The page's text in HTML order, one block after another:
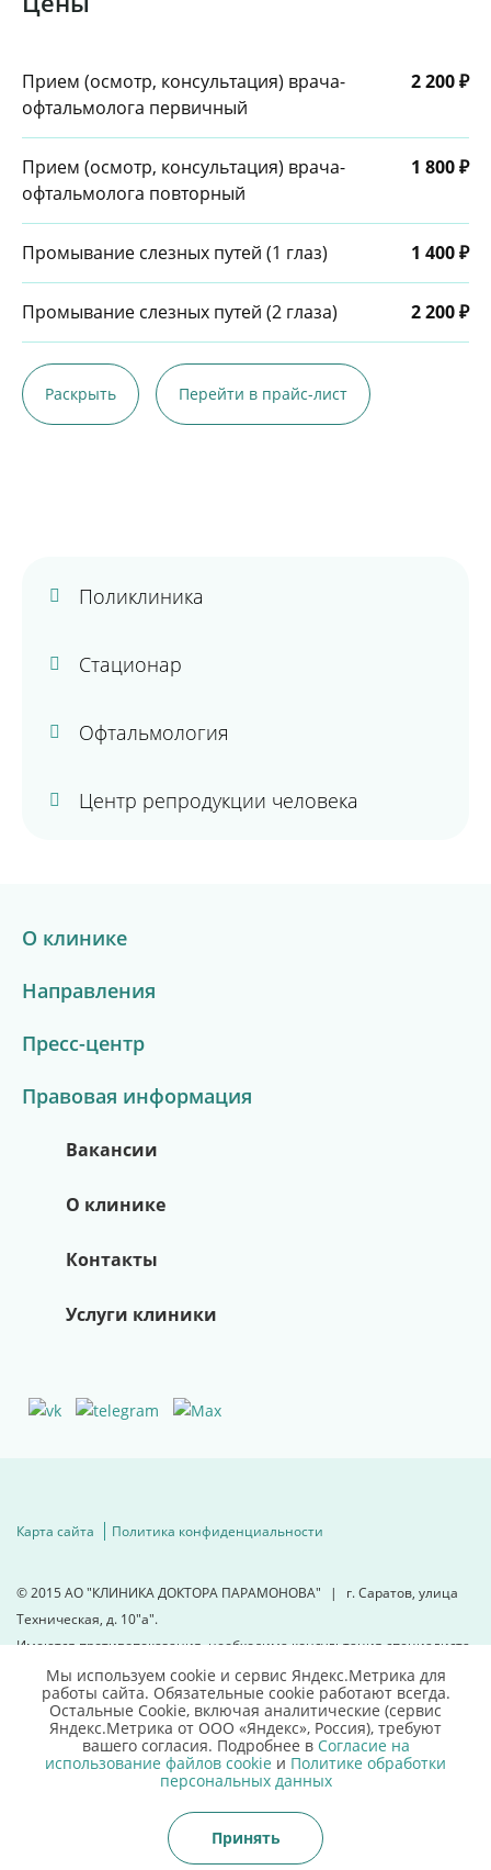
Прием (осмотр, консультация) врача-
офтальмолога первичный
2 200 ₽
Прием (осмотр, консультация) врача-
офтальмолога повторный
1 800 ₽
Промывание слезных путей (1 глаз) 1 400 ₽
Промывание слезных путей (2 глаза) 2 200 ₽
Раскрыть Перейти в прайс-лист
Поликлиника
Стационар
Офтальмология
Центр репродукции человека
О клинике
Направления
Пресс-центр
Правовая информация
Вакансии
О клинике
Контакты
Услуги клиники
Карта сайта Политика конфиденциальности
© 2015 АО "КЛИНИКА ДОКТОРА ПАРАМОНОВА" |
г. Саратов, улица
Техническая, д. 10"а".
Имеются противопоказания, необходима консультация специалиста.
Для детальной информации
свяжитесь с нами
8 (8452)66 03 03
Мы используем cookie и сервис Яндекс.Метрика для
работы сайта. Обязательные cookie работают всегда.
Остальные Сookie, включая аналитические (сервис
Яндекс.Метрика от ООО «Яндекс», Россия), требуют
вашего согласия. Подробнее в Согласие на
использование файлов cookie и Политике обработки
персональных данных
Принять
Записаться онлайн Позвонить